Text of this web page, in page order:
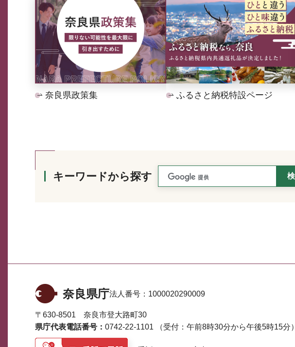
奈良県政策集 ふるさと納税特設ページ
キーワードから探す
奈良県庁法人番号： 1000020290009
〒630-8501 奈良市登大路町30
県庁代表電話番号： 0742-22-1101 （受付：午前8時30分から午後5時15分）